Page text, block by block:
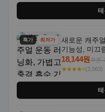
특가 최저가
새로운 캐주
기능성, 미끄
이트, 퍼플 그
18,144원쿠폰
★★★★⭐(3,563)